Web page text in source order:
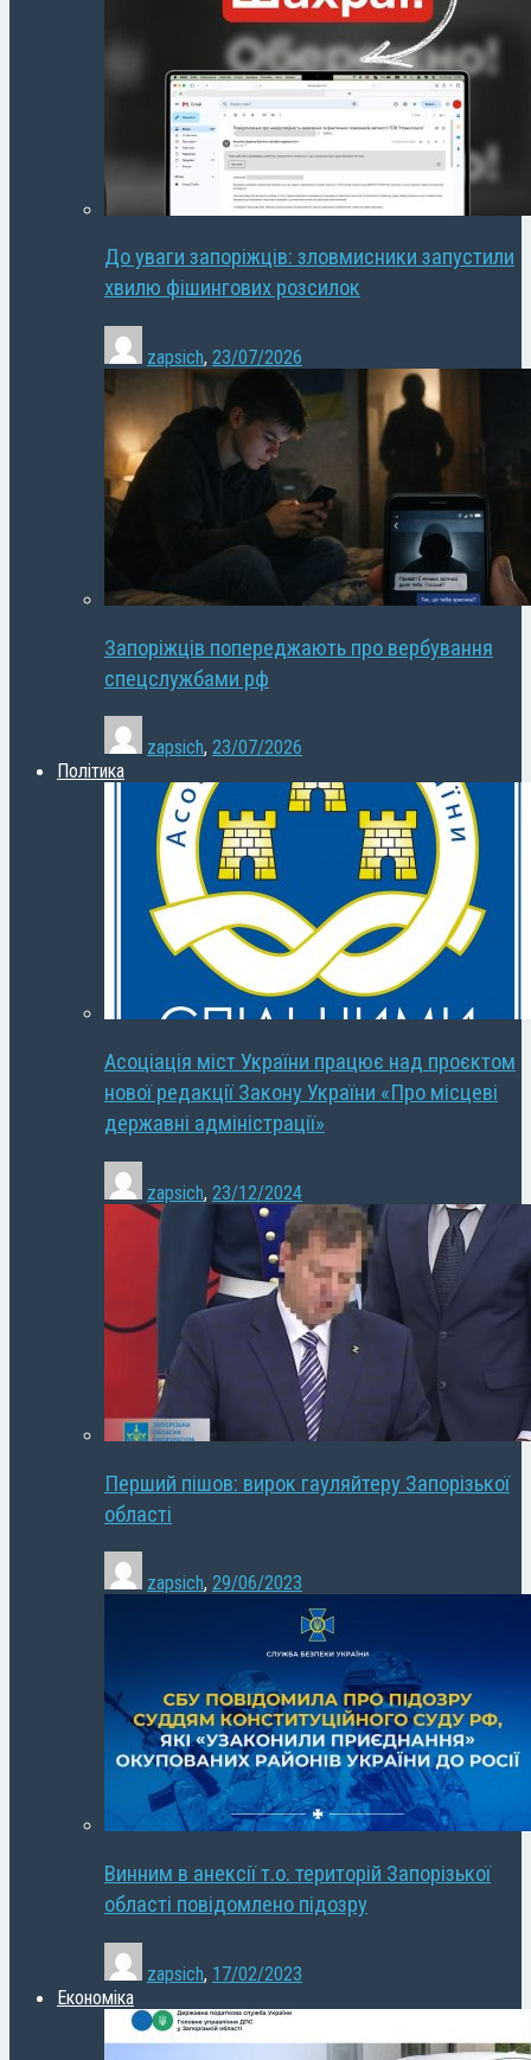
До уваги запоріжців: зловмисники запустили
хвилю фішингових розсилок
zapsich, 23/07/2026
Запоріжців попереджають про вербування
спецслужбами рф
zapsich, 23/07/2026
Політика
Асоціація міст України працює над проєктом
нової редакції Закону України «Про місцеві
державні адміністрації»
zapsich, 23/12/2024
Перший пішов: вирок гауляйтеру Запорізької
області
zapsich, 29/06/2023
Винним в анексії т.о. територій Запорізької
області повідомлено підозру
zapsich, 17/02/2023
Економіка